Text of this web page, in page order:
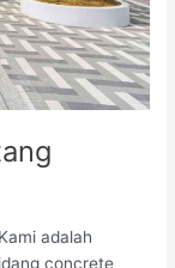
adalah
concrete